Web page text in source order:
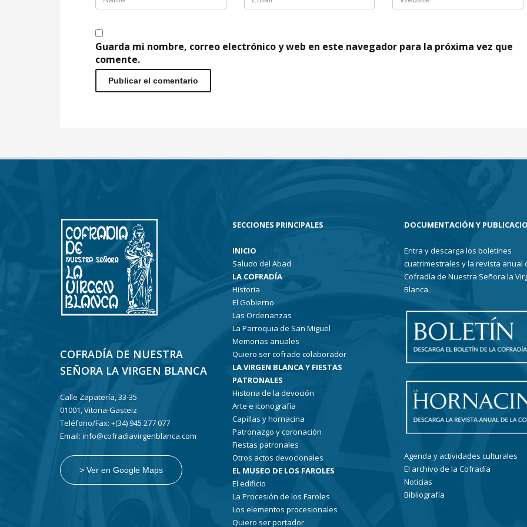
Guarda mi nombre, correo electrónico y web en este navegador para la próxima vez que
comente.
COFRADÍA DE NUESTRA
SEÑORA LA VIRGEN BLANCA
Calle Zapatería, 33-35
01001, Vitoria-Gasteiz
Teléfono/Fax: +(34) 945 277 077
Email: info@cofradiavirgenblanca.com
> Ver en Google Maps
SECCIONES PRINCIPALES
INICIO
Saludo del Abad
LA COFRADÍA
Historia
El Gobierno
Las Ordenanzas
La Parroquia de San Miguel
Memorias anuales
Quiero ser cofrade colaborador
LA VIRGEN BLANCA Y FIESTAS
PATRONALES
Historia de la devoción
Arte e iconografía
Capillas y hornacina
Patronazgo y coronación
Fiestas patronales
Otros actos devocionales
EL MUSEO DE LOS FAROLES
El edificio
La Procesión de los Faroles
Los elementos procesionales
Quiero ser portador
DOCUMENTACIÓN Y
Entra y descarga los boletines
cuatrimestrales y la revista anual
Cofradía de Nuestra Señora la
Blanca.
Agenda y actividades culturales
El archivo de la Cofradía
Noticias
Bibliografía